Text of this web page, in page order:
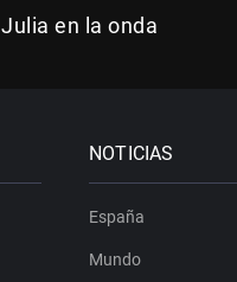
Julia en la onda
NOTICIAS
España
Mundo